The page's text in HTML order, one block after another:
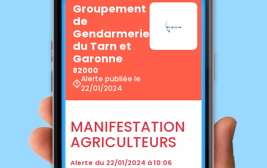
Groupement
de
Gendarmerie
du Tarn et
Garonne
82000
Alerte publiée le
22/01/2024
MANIFESTATION
AGRICULTEURS
Alerte du 22/01/2024 à 10:06